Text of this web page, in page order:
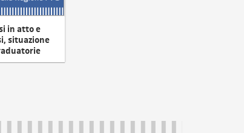
in atto e
situazione